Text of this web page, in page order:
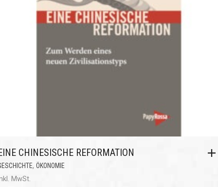
CHINESISCHE REFORMATION
, ÖKONOMIE
MwSt.